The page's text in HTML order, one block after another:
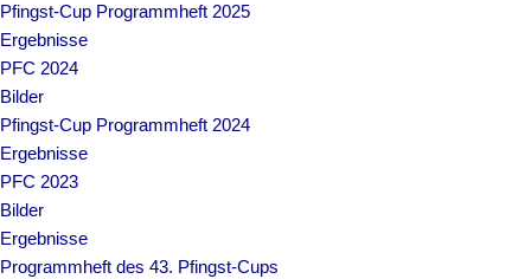
Pfingst-Cup Programmheft 2025
Ergebnisse
PFC 2024
Bilder
Pfingst-Cup Programmheft 2024
Ergebnisse
PFC 2023
Bilder
Ergebnisse
Programmheft des 43. Pfingst-Cups